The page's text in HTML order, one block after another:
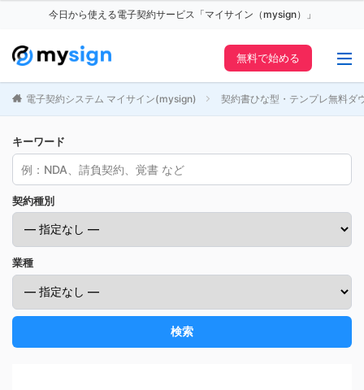
今日から使える電子契約サービス「マイサイン（mysign）」
無料で始める
電子契約システム マイサイン(mysign) 契約書ひな型・テンプレ無料ダ
キーワード
契約種別
業種
検索